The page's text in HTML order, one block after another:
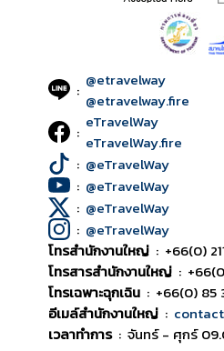
: @etravelway
@etravelway.fire
: eTravelWay
eTravelWay.fire
: @eTravelWay
: @eTravelWay
: @eTravelWay
: @eTravelWay
โทรสำนักงานใหญ่ : +66(0)
โทรสารสำนักงานใหญ่ :
โทรเฉพาะฉุกเฉิน : +66(0) 85
อีเมล์สำนักงานใหญ่ :
เวลาทำการ : จันทร์ - ศุกร์